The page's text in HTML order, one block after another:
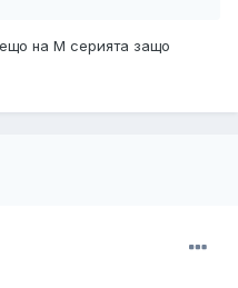
на М серията защо